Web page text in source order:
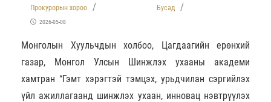
Прокурорын хороо Бусад
2026-05-08
Монголын Хуульчдын холбоо, Цагдаагийн ерөнхий
газар, Монгол Улсын Шинжлэх ухааны академи
хамтран “Гэмт хэрэгтэй тэмцэх, урьдчилан сэргийлэх
үйл ажиллагаанд шинжлэх ухаан, инновац нэвтрүүлэх